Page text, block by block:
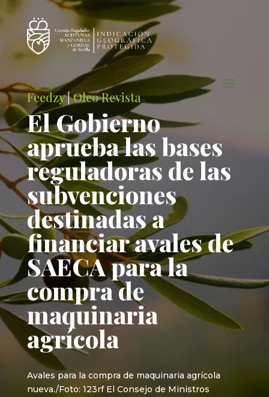
Feedzy|Oleo Revista
El Gobierno
aprueba las bases
reguladoras de las
subvenciones
destinadas a
financiar avales de
SAECA para la
compra de
maquinaria
agrícola
Avales para la compra de maquinaria agrícola
nueva./Foto: 123rf El Consejo de Ministros